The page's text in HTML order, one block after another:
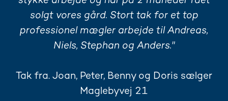
solgt vores gård. Stort tak for et top
professionel mægler arbejde til Andreas,
Niels, Stephan og Anders."
Tak fra. Joan, Peter, Benny og Doris sælger
Maglebyvej 21